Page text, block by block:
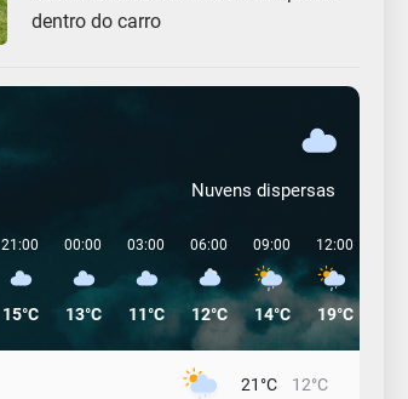
dentro do carro
Nuvens dispersas
21:00
15°C
00:00
13°C
03:00
11°C
06:00
12°C
09:00
14°C
12:00
19°C
21°C 12°C